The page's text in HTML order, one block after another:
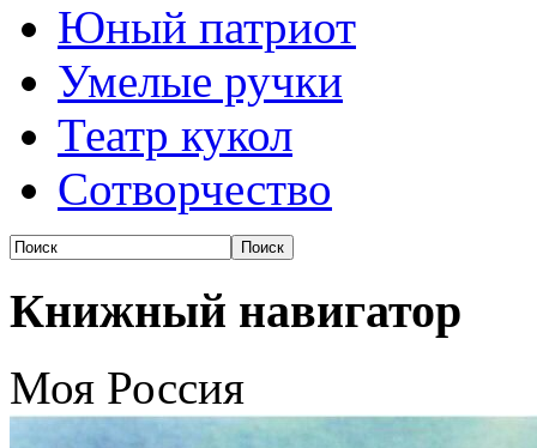
Юный патриот
Умелые ручки
Театр кукол
Сотворчество
Книжный навигатор
Моя Россия